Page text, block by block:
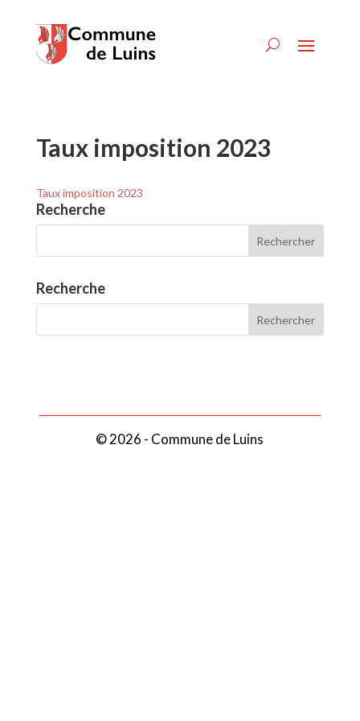
Taux imposition 2023
Taux imposition 2023
Recherche
Recherche
© 2026 - Commune de Luins